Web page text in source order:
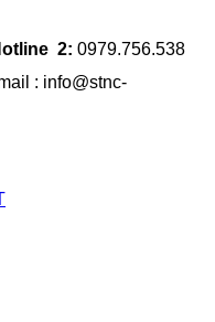
2: 0979.756.538
: info@stnc-